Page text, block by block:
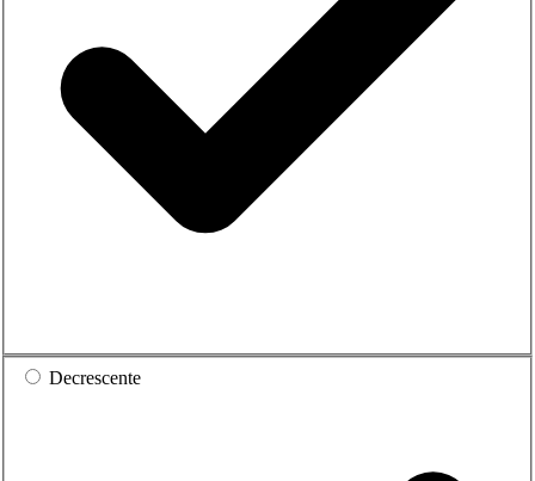
Decrescente